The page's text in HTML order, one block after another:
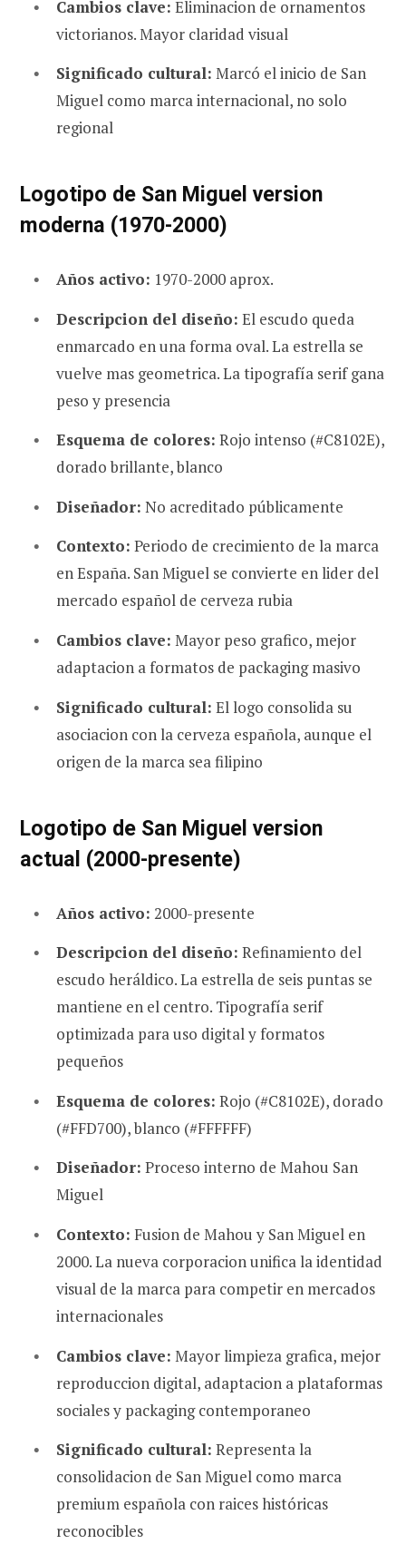
Cambios clave: Eliminacion de ornamentos
victorianos. Mayor claridad visual
Significado cultural: Marcó el inicio de San
Miguel como marca internacional, no solo
regional
Logotipo de San Miguel version
moderna (1970-2000)
Años activo: 1970-2000 aprox.
Descripcion del diseño: El escudo queda
enmarcado en una forma oval. La estrella se
vuelve mas geometrica. La tipografía serif gana
peso y presencia
Esquema de colores: Rojo intenso (#C8102E),
dorado brillante, blanco
Diseñador: No acreditado públicamente
Contexto: Periodo de crecimiento de la marca
en España. San Miguel se convierte en lider del
mercado español de cerveza rubia
Cambios clave: Mayor peso grafico, mejor
adaptacion a formatos de packaging masivo
Significado cultural: El logo consolida su
asociacion con la cerveza española, aunque el
origen de la marca sea filipino
Logotipo de San Miguel version
actual (2000-presente)
Años activo: 2000-presente
Descripcion del diseño: Refinamiento del
escudo heráldico. La estrella de seis puntas se
mantiene en el centro. Tipografía serif
optimizada para uso digital y formatos
pequeños
Esquema de colores: Rojo (#C8102E), dorado
(#FFD700), blanco (#FFFFFF)
Diseñador: Proceso interno de Mahou San
Miguel
Contexto: Fusion de Mahou y San Miguel en
2000. La nueva corporacion unifica la identidad
visual de la marca para competir en mercados
internacionales
Cambios clave: Mayor limpieza grafica, mejor
reproduccion digital, adaptacion a plataformas
sociales y packaging contemporaneo
Significado cultural: Representa la
consolidacion de San Miguel como marca
premium española con raices históricas
reconocibles